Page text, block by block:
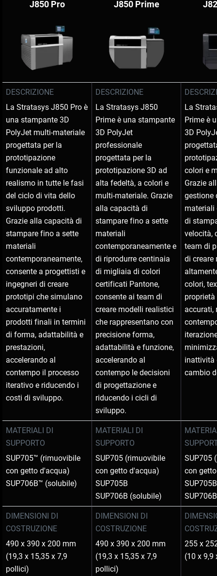
Scopri di più
Scopri di più
J850 Pro
DESCRIZIONE
La Stratasys J850 Pro è
una stampante 3D
PolyJet multi-materiale
progettata per la
prototipazione
funzionale ad alto
realismo in tutte le fasi
del ciclo di vita dello
sviluppo prodotti.
Grazie alla capacità di
stampare fino a sette
materiali
contemporaneamente,
consente a progettisti e
ingegneri di creare
prototipi che simulano
accuratamente i
prodotti finali in termini
di forma, adattabilità e
prestazioni,
accelerando al
contempo il processo
iterativo e riducendo i
costi di sviluppo.
MATERIALI DI
SUPPORTO
SUP705™ (rimuovibile
con getto d'acqua)
SUP706B™ (solubile)
DIMENSIONI DI
COSTRUZIONE
490 x 390 x 200 mm
(19,3 x 15,35 x 7,9
pollici)
J850 Prime
DESCRIZIONE
La Stratasys J850
Prime è una stampante
3D PolyJet
professionale
progettata per la
prototipazione 3D ad
alta fedeltà, a colori e
multi-materiale. Grazie
alla capacità di
stampare fino a sette
materiali
contemporaneamente e
di riprodurre centinaia
di migliaia di colori
certificati Pantone,
consente ai team di
creare modelli realistici
che rappresentano con
precisione forma,
adattabilità e funzione,
accelerando al
contempo le decisioni
di progettazione e
riducendo i cicli di
sviluppo.
MATERIALI DI
SUPPORTO
SUP705 (rimuovibile
con getto d'acqua)
SUP705B
SUP706B (solubile)
DIMENSIONI DI
COSTRUZIONE
490 x 390 x 200 mm
(19,3 x 15,35 x 7,9
pollici)
La
Prime è
3D
colori e
Grazie
gestione
materiali
di
velocità,
team di
di creare
colori,
accurati,
inattività
cambio
SUP705
con
SUP705B
255 x
(10 x 9,9